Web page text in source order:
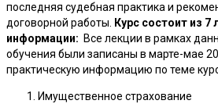
последняя судебная практика и
договорной работы.
Курс состоит из 7
информации: Все лекции в рамках
обучения были записаны в марте-мае
практическую информацию по теме
Имущественное страхование